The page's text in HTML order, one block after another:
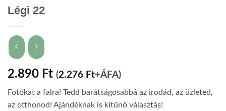
Légi 22
2.890 Ft (2.276 Ft+ÁFA)
Fotókat a falra! Tedd barátságosabbá az irodád, az üzleted,
az otthonod! Ajándéknak is kitűnő választás!